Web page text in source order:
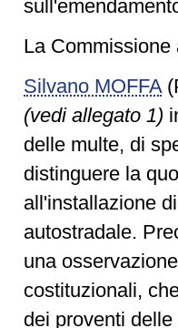
La Commissione
Silvano MOFFA
(vedi allegato 1)
delle multe, di
distinguere la
all'installazione
autostradale.
una
costituzionali,
dei proventi